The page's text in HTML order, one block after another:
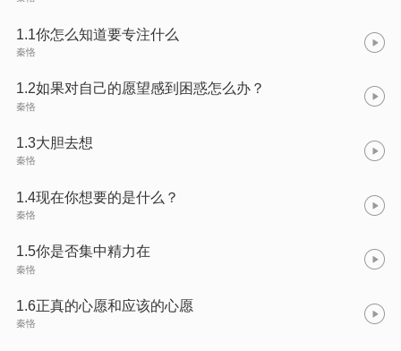
1.1你怎么知道要专注什么
秦恪
1.2如果对自己的愿望感到困惑怎么办？
秦恪
1.3大胆去想
秦恪
1.4现在你想要的是什么？
秦恪
1.5你是否集中精力在
秦恪
1.6正真的心愿和应该的心愿
秦恪